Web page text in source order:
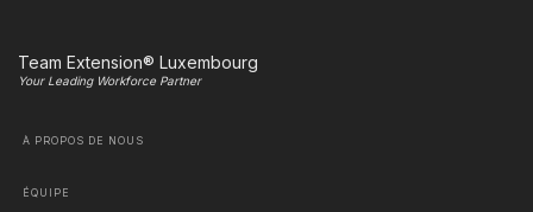
Team Extension® Luxembourg
Your Leading Workforce Partner
À PROPOS DE NOUS
ÉQUIPE